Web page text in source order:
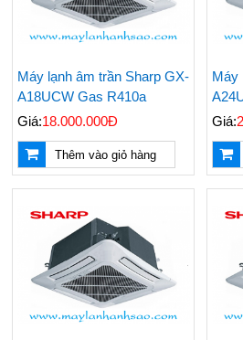
Máy lạnh âm trần Sharp GX-
A18UCW Gas R410a
Giá:18.000.000Đ
Thêm vào giỏ hàng
Máy
Giá:
Lượng Hiện Nay
Reetech 5hp
Máy Lạnh Âm Trần
Chuyên Nghiệp Giá Rẻ
Top 5 Hãng Máy Lạnh
1 Ngựa Giá Rẻ Tiết
Kiệm Điện Đáng Mua
Nhất
Giá Máy Lạnh Treo
Tường Casper Mới